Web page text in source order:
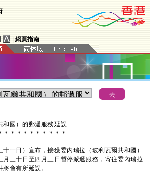
網頁指南
和國）的郵遞服務延誤
＊ ＊ ＊ ＊ ＊ ＊ ＊ ＊ ＊ ＊
日）宣布，接獲委內瑞拉（玻利瓦爾共和國）
月三十日至四月三日暫停派遞服務，寄往委內瑞拉
將會有所延誤。